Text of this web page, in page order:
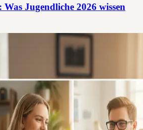
Jugendliche 2026 wissen